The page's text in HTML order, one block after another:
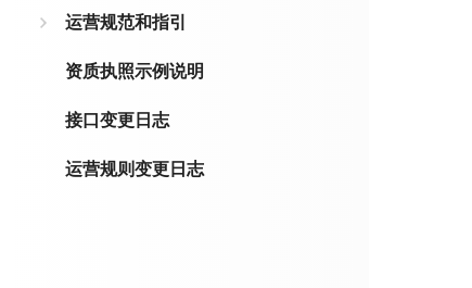
运营规范和指引
资质执照示例说明
接口变更日志
运营规则变更日志